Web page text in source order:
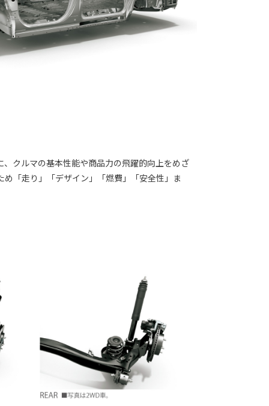
クルマの基本性能や商品力の飛躍的向上をめざ
「走り」「デザイン」「燃費」「安全性」ま